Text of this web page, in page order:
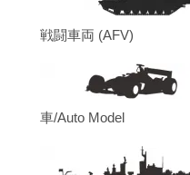
戦闘車両 (AFV)
車/Auto Model